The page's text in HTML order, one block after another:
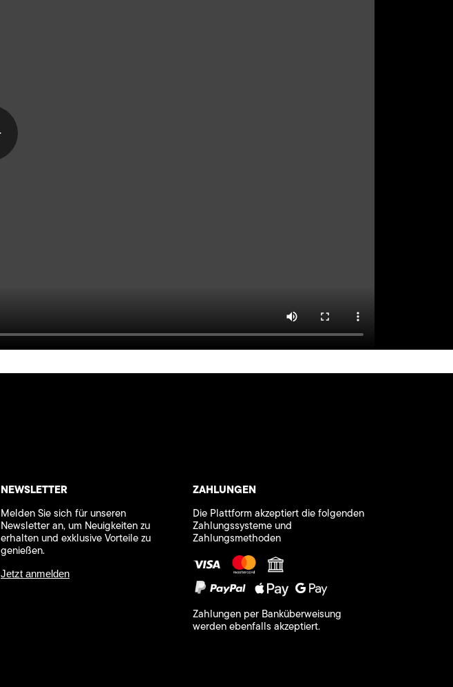
NEWSLETTER
Melden Sie sich für unseren
Newsletter an, um Neuigkeiten zu
erhalten und exklusive Vorteile zu
genießen.
Jetzt anmelden
ZAHLUNGEN
Die Plattform akzeptiert die folgenden
Zahlungssysteme und
Zahlungsmethoden
Zahlungen per Banküberweisung
werden ebenfalls akzeptiert.